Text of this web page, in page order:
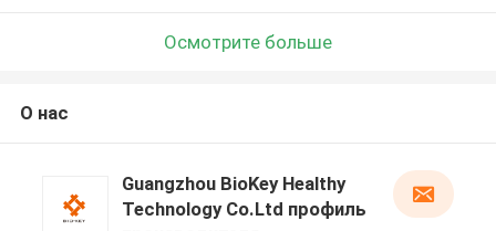
Осмотрите больше
О нас
Guangzhou BioKey Healthy
Technology Co.Ltd профиль